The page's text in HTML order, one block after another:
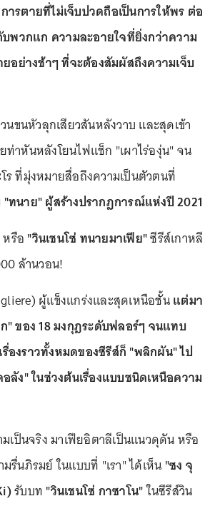
รตายที่ไม่เจ็บปวดถือเป็นการให้พร ต่อ
พวกแก ความละอายใจที่ยิ่งกว่าความ
อย่างช้าๆ ที่จะต้องสัมผัสถึงความเจ็บ
นขนหัวลุกเสียวสันหลังวาบ และสุดเข้า
าหันหลังโยนไฟแช็ก "เผาไร่องุ่น" จน
ร ที่มุ่งหมายสื่อถึงความเป็นตัวตนที่
ทนาย" ผู้สร้างปรากฏการณ์แห่งปี 2021
หรือ "วินเชนโซ่ ทนายมาเฟีย"ซีรีส์เกาหลี
ล้านวอน!
ผู้แข็งแกร่งและสุดเหนือชั้นแต่มา
ของ 18 มงกุฎระดับฟลอร์ๆ จนแทบ
องราวทั้งหมดของซีรีส์ก็ "พลิกผัน" ไป
ลัง" ในช่วงต้นเรื่องแบบชนิดเหนือความ
เป็นจริง มาเฟียอิตาลีเป็นแนวดุดัน หรือ
รื่นภิรมย์ ในแบบที่ "เรา" ได้เห็น "ซง จุ
รับบท "วินเชนโซ่ กาซาโน"ในซีรีส์วิน